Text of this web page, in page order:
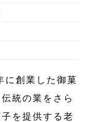
に創業した御菓
統の業をさら
を提供する老